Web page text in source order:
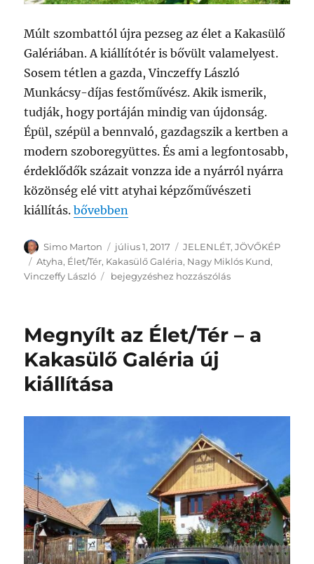
Múlt szombattól újra pezseg az élet a Kakasülő
Galériában. A kiállítótér is bővült valamelyest.
Sosem tétlen a gazda, Vinczeffy László
Munkácsy-díjas festőművész. Akik ismerik,
tudják, hogy portáján mindig van újdonság.
Épül, szépül a bennvaló, gazdagszik a kertben a
modern szoboregyüttes. És ami a legfontosabb,
érdeklődők százait vonzza ide a nyárról nyárra
közönség elé vitt atyhai képzőművészeti
kiállítás.„Élet/Tér Atyhában”
bővebben
Szerző
Simo Marton Közzétéve
július 1, 2017 Kategória
JELENLÉT,JÖVŐKÉP
Címke
Atyha, Élet/Tér, Kakasülő Galéria, Nagy Miklós Kund,
Vinczeffy László
Élet/Tér
bejegyzéshez hozzászólás
Megnyílt az Élet/Tér – a
Kakasülő Galéria új
kiállítása